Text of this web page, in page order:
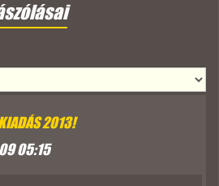
2013!
05:15